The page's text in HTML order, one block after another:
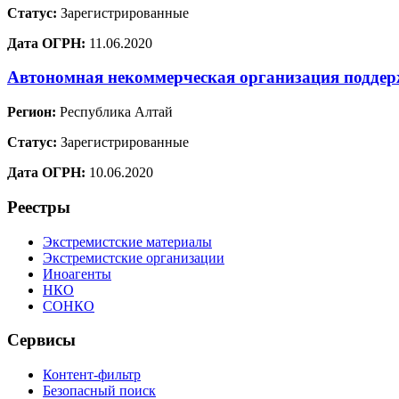
Статус: Зарегистрированные
Дата ОГРН: 11.06.2020
Автономная некоммерческая организация
Регион: Республика Алтай
Статус: Зарегистрированные
Дата ОГРН: 10.06.2020
Реестры
Экстремистские материалы
Экстремистские организации
Иноагенты
НКО
СОНКО
Сервисы
Контент-фильтр
Безопасный поиск